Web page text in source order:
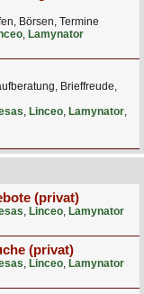
Börsen, Termine
, Lamynator
Brieffreude,
, Linceo, Lamynator,
(privat)
, Linceo, Lamynator
(privat)
, Linceo, Lamynator